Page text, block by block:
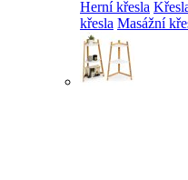
Herní křesla
křesla Masážní